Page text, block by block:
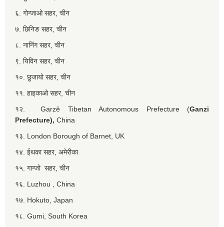
६. गोन्जाओ सहर, चीन
७. छिनिङ सहर, चीन
८. नानिंग सहर, चीन
९. यिविन सहर, चीन
१०. छुजायो सहर, चीन
११. हाइकाओ सहर, चीन
१२. Garzê Tibetan Autonomous Prefecture (Ganzi
Prefecture), China
१३. London Borough of Barnet, UK
१४. ईथका सहर, अमेरीका
१५. गान्जो सहर, चीन
१६. Luzhou , China
१७. Hokuto, Japan
१८. Gumi, South Korea